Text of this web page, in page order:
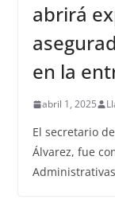
abrirá
en la
abril 1, 2025
El secretario
Álvarez, fue